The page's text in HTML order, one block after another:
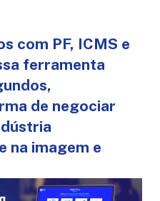
com PF, ICMS e
ferramenta
de negociar
na imagem e